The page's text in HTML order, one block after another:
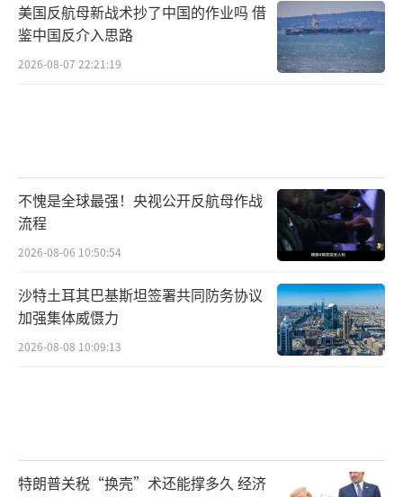
美国反航母新战术抄了中国的作业吗 借
鉴中国反介入思路
2026-08-07 22:21:19
不愧是全球最强！央视公开反航母作战
流程
2026-08-06 10:50:54
沙特土耳其巴基斯坦签署共同防务协议
加强集体威慑力
2026-08-08 10:09:13
特朗普关税“换壳”术还能撑多久 经济